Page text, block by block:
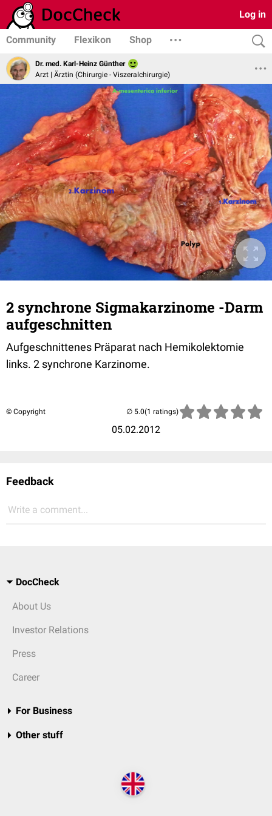
Log in
Community Flexikon Shop
Dr. med. Karl-Heinz Günther
Arzt | Ärztin (Chirurgie - Viszeralchirurgie)
2 synchrone Sigmakarzinome -Darm
aufgeschnitten
Aufgeschnittenes Präparat nach Hemikolektomie
links. 2 synchrone Karzinome.
© Copyright
05.02.2012
(1 ratings)
Feedback
Write a comment...
DocCheck
About Us
Investor Relations
Press
Career
For Business
Other stuff